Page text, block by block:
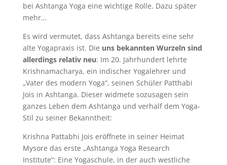
bei Ashtanga Yoga eine wichtige Rolle. Dazu später
mehr…
Es wird vermutet, dass Ashtanga bereits eine sehr
alte Yogapraxis ist. Die uns bekannten Wurzeln sind
allerdings relativ neu: Im 20. Jahrhundert lehrte
Krishnamacharya, ein indischer Yogalehrer und
„Vater des modern Yoga“, seinen Schüler Patthabi
Jois in Ashtanga. Dieser widmete sozusagen sein
ganzes Leben dem Ashtanga und verhalf dem Yoga-
Stil zu seiner Bekanntheit:
Krishna Pattabhi Jois eröffnete in seiner Heimat
Mysore das erste „Ashtanga Yoga Research
Institute“: Eine Yogaschule, in der auch westliche